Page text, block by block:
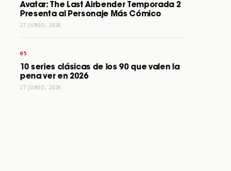
Avatar: The Last Airbender Temporada 2
Presenta al Personaje Más Cómico
27 JUNIO, 2026
10 series clásicas de los 90 que valen la
pena ver en 2026
27 JUNIO, 2026